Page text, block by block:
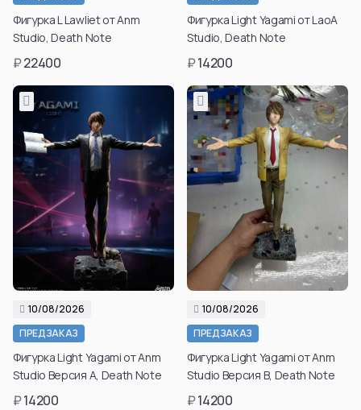
Фигурка L Lawliet от Anm
Studio, Death Note
₽22400
Фигурка Light Yagami от LaoA
Studio, Death Note
₽14200
10/08/2026
ПРЕДЗАКАЗ
Фигурка Light Yagami от Anm
Studio Версия A, Death Note
₽14200
10/08/2026
ПРЕДЗАКАЗ
Фигурка Light Yagami от Anm
Studio Версия B, Death Note
₽14200